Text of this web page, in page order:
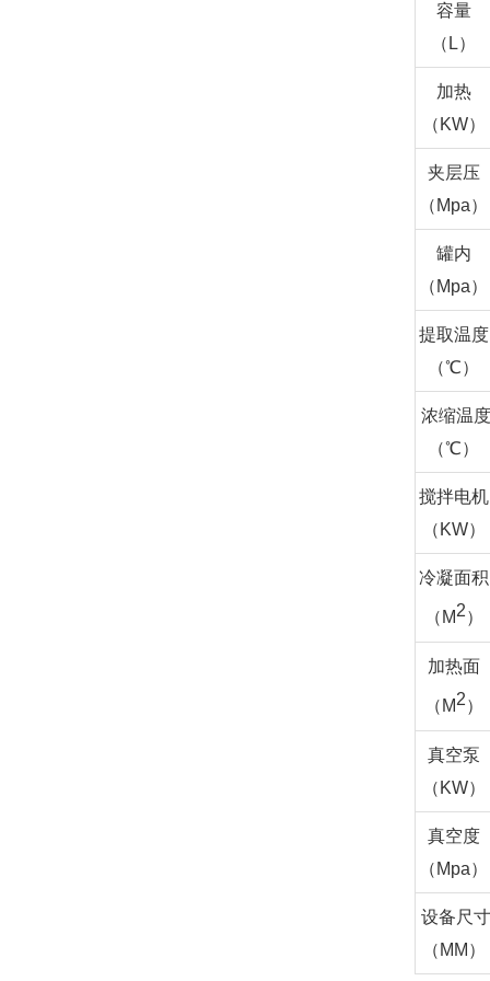
容量
（ L）
加热
（ KW）
夹层压
（Mpa）
罐内
（ Mpa）
提取温度
（℃）
浓缩温度
（℃）
搅拌电机
（ KW）
冷凝面积
（ M2）
加热面
（ M2）
真空泵
（ KW）
真空度
（ Mpa）
设备尺寸
（ MM ）